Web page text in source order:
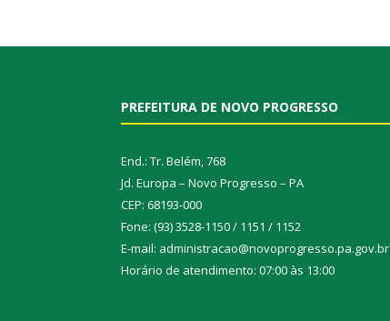
PREFEITURA DE NOVO PROGRESSO
End.: Tr. Belém, 768
Jd. Europa – Novo Progresso – PA
CEP: 68193-000
Fone: (93) 3528-1150 / 1151 / 1152
E-mail: administracao@novoprogresso.pa.gov.br
Horário de atendimento: 07:00 às 13:00